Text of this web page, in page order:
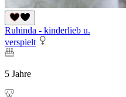
Ruhinda - kinderlieb u.
verspielt
5 Jahre